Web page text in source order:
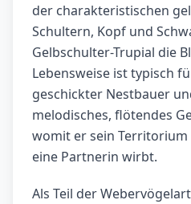
der charakteristischen
Schultern, Kopf und
Gelbschulter-Trupial die
Lebensweise ist typisch
geschickter Nestbauer
melodisches, flötendes
womit er sein
eine Partnerin wirbt.
Als Teil der